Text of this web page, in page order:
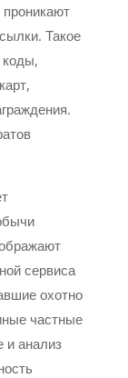
Такое
коды,
сервиса
охотно
частные
и анализ